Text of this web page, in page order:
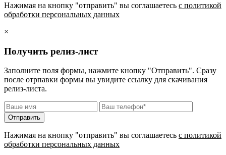
Нажимая на кнопку "отправить" вы соглашаетесь с политикой
обработки персональных данных
×
Получить релиз-лист
Заполните поля формы, нажмите кнопку "Отправить". Сразу
после отрпавки формы вы увидите ссылку для скачивания
релиз-листа.
Нажимая на кнопку "отправить" вы соглашаетесь с политикой
обработки персональных данных